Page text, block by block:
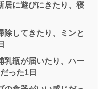
居に遊びにきたり、寝
除してきたり、ミンと
乳瓶が届いたり、ハー
った1日